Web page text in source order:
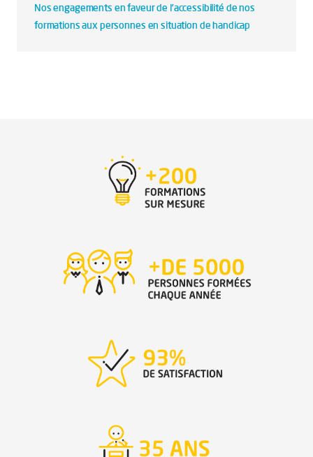
Nos engagements en faveur de l’accessibilité de nos
formations aux personnes en situation de handicap